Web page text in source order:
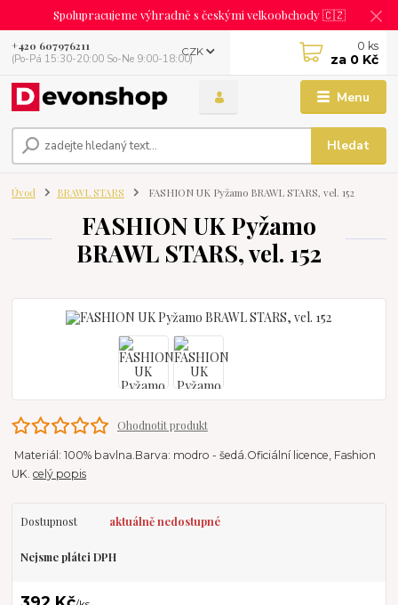
Spolupracujeme výhradně s českými velkoobchody 🇨🇿
Menu
CZK
Hledat
+420 607976211
(Po-Pá 15:30-20:00 So-Ne 9:00-18:00)
0 ks
za 0 Kč
Úvod BRAWL STARS FASHION UK Pyžamo BRAWL STARS, vel. 152
FASHION UK Pyžamo
BRAWL STARS, vel. 152
Ohodnotit produkt
Materiál: 100% bavlna.Barva: modro - šedá.Oficiální licence, Fashion
UK.celý popis
Dostupnost aktuálně nedostupné
Nejsme plátci DPH